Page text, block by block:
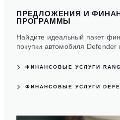
ПРЕДЛОЖЕНИЯ И
ПРОГРАММЫ
Найдите идеальный пакет
покупки автомобиля Defender
ФИНАНСОВЫЕ УСЛУГИ
ФИНАНСОВЫЕ УСЛУГИ